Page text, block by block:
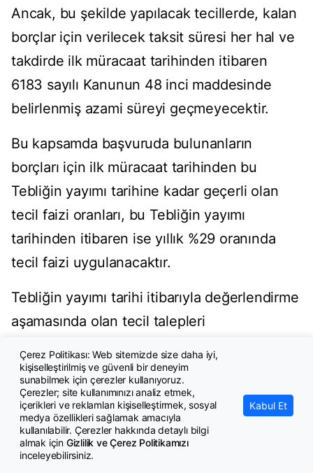
Ancak, bu şekilde yapılacak tecillerde, kalan
borçlar için verilecek taksit süresi her hal ve
takdirde ilk müracaat tarihinden itibaren
6183 sayılı Kanunun 48 inci maddesinde
belirlenmiş azami süreyi geçmeyecektir.
Bu kapsamda başvuruda bulunanların
borçları için ilk müracaat tarihinden bu
Tebliğin yayımı tarihine kadar geçerli olan
tecil faizi oranları, bu Tebliğin yayımı
tarihinden itibaren ise yıllık %29 oranında
tecil faizi uygulanacaktır.
Tebliğin yayımı tarihi itibarıyla değerlendirme
aşamasında olan tecil talepleri
MADDE 11- (1) 6183 sayılı Kanunun 48 inci
maddesine göre tecil talebinde bulunan
ancak talepleri bu Tebliğin yayımı tarihi
itibarıyla değerlendirme aşamasında olan
borçluların, bu Tebliğ hükümlerinden
Çerez Politikası: Web sitemizde size daha iyi,
kişiselleştirilmiş ve güvenli bir deneyim
sunabilmek için çerezler kullanıyoruz.
Çerezler; site kullanımınızı analiz etmek,
içerikleri ve reklamları kişiselleştirmek, sosyal
medya özellikleri sağlamak amacıyla
kullanılabilir. Çerezler hakkında detaylı bilgi
almak için Gizlilik ve Çerez Politikamızı
inceleyebilirsiniz.
Kabul Et